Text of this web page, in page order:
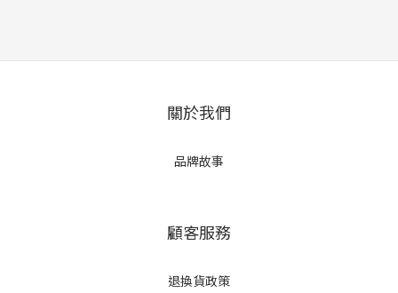
關於我們
品牌故事
顧客服務
退換貨政策